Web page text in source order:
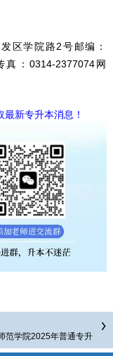
区学院路2号邮编：
真：0314-2377074网
新专升本消息！
范学院2025年普通专升